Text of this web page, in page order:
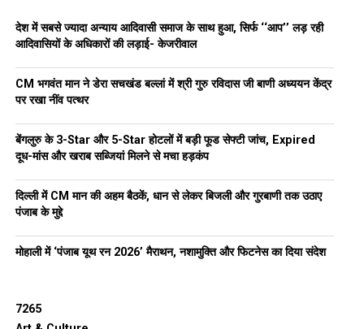
देश में सबसे ज्यादा अन्याय आदिवासी समाज के साथ हुआ, सिर्फ ‘‘आप’’ लड़ रही
आदिवासियों के अधिकारों की लड़ाई- केजरीवाल
CM भगवंत मान ने डेरा सचखंड बल्लां में श्री गुरु रविदास जी बाणी अध्ययन केंद्र
पर रखा नींव पत्थर
बेंगलुरु के 3-Star और 5-Star होटलों में बड़ी फूड सेफ्टी जांच, Expired
दूध-मांस और खराब सब्जियां मिलने से मचा हड़कंप
दिल्ली में CM मान की अहम बैठकें, धान से लेकर बिजली और गुरबाणी तक उठाए
पंजाब के मुद्दे
मोहाली में ‘पंजाब यूथ रन 2026’ मैराथन, नशामुक्ति और फिटनेस का दिया संदेश
7265